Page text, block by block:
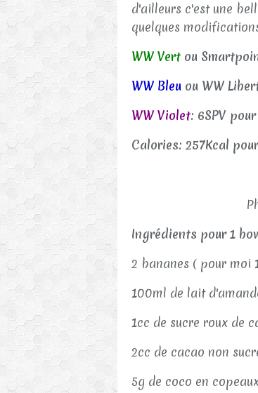
d'ailleurs c'est une
quelques
WW Vert ou
WW Bleu ou WW
WW Violet: 6SPV
Calories: 257Kcal
Ingrédients pour 1
2 bananes ( pour moi
100ml de lait
1cc de sucre roux de
2cc de cacao non
5g de coco en